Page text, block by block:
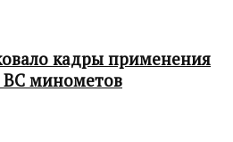
кадры применения
ВС минометов